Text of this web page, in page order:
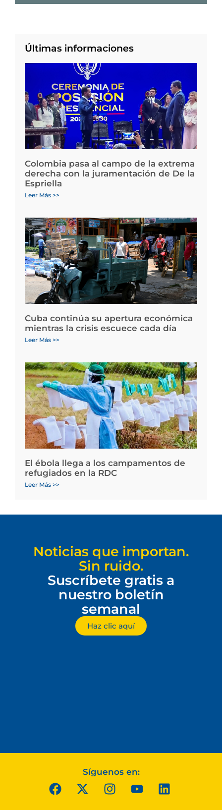
Últimas informaciones
Colombia pasa al campo de la extrema
derecha con la juramentación de De la
Espriella
Leer Más >>
Cuba continúa su apertura económica
mientras la crisis escuece cada día
Leer Más >>
El ébola llega a los campamentos de
refugiados en la RDC
Leer Más >>
Noticias que importan.
Sin ruido.
Suscríbete gratis a
nuestro boletín
semanal
Haz clic aquí
Síguenos en: